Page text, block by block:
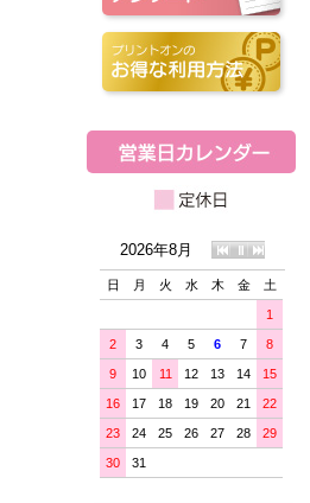
2026年8月
日 月 火 水 木 金 土
1
2 3 4 5 6 7 8
9 10 11 12 13 14 15
16 17 18 19 20 21 22
23 24 25 26 27 28 29
30 31